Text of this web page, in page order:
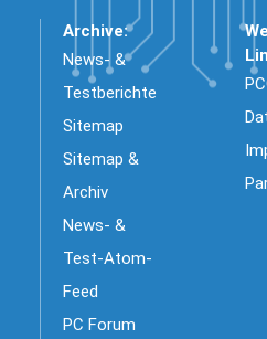
Archive:
News- &
Testberichte
Sitemap
Sitemap &
Archiv
News- &
Test-Atom-
Feed
PC Forum